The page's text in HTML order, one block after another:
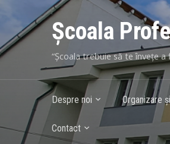
Școala
“Școala trebuie să te învețe
Despre noi Organizare
Contact